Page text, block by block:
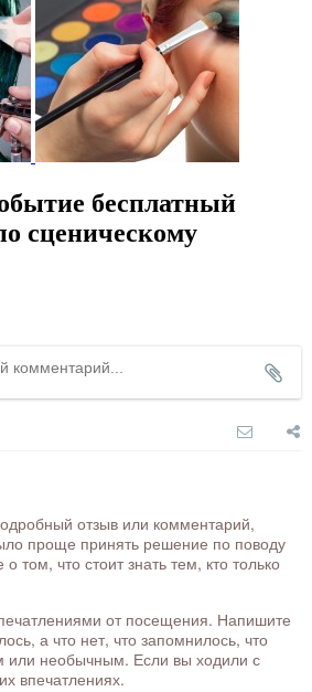
бесплатный
сценическому
отзыв или комментарий,
проще принять решение по поводу
том, что стоит знать тем, кто только
от посещения. Напишите
а что нет, что запомнилось, что
или необычным. Если вы ходили с
впечатлениях.